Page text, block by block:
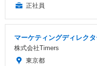
正社員
マーケティングディレク
株式会社Timers
東京都